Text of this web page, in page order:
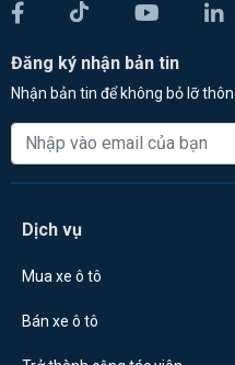
Đăng ký nhận bản tin
Nhận bản tin để không bỏ lỡ
Dịch vụ
Mua xe ô tô
Bán xe ô tô